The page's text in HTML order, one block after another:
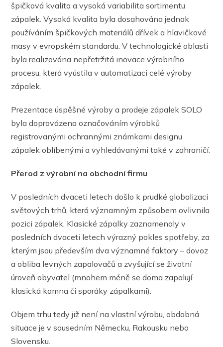
špičková kvalita a vysoká variabilita sortimentu
zápalek. Vysoká kvalita byla dosahována jednak
používáním špičkových materiálů dřívek a hlavičkové
masy v evropském standardu. V technologické oblasti
byla realizována nepřetržitá inovace výrobního
procesu, která vyústila v automatizaci celé výroby
zápalek.
Prezentace úspěšné výroby a prodeje zápalek SOLO
byla doprovázena označováním výrobků
registrovanými ochrannými známkami designu
zápalek oblíbenými a vyhledávanými také v zahraničí.
Přerod z výrobní na obchodní firmu
V posledních dvaceti letech došlo k prudké globalizaci
světových trhů, která významným způsobem ovlivnila
pozici zápalek. Klasické zápalky zaznamenaly v
posledních dvaceti letech výrazný pokles spotřeby, za
kterým jsou především dva významné faktory – dovoz
a obliba levných zapalovačů a zvyšující se životní
úroveň obyvatel (mnohem méně se doma zapalují
klasická kamna či sporáky zápalkami).
Objem trhu tedy již není na vlastní výrobu, obdobná
situace je v sousedním Německu, Rakousku nebo
Slovensku.